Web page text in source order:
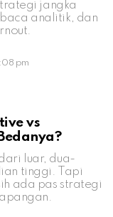
jangka
analitik, dan
pm
vs
luar, dua-
tinggi. Tapi
ada pas strategi